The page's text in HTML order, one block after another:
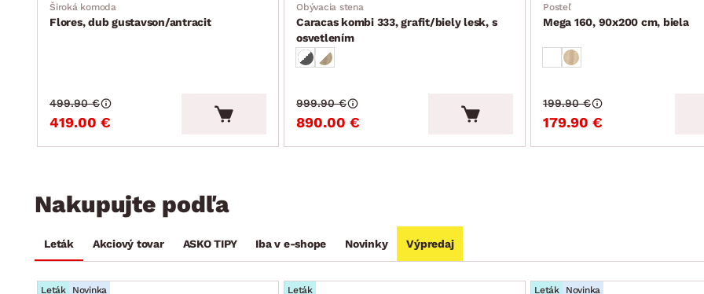
Široká komoda
Flores, dub gustavson/antracit
419.00 €
499.90 €
Obývacia stena
Caracas kombi 333, grafit/biely lesk, s
osvetlením
890.00 €
999.90 €
Posteľ
Mega 160, 90x200 cm, biela
179.90 €
199.90 €
Nakupujte podľa
Leták Akciový tovar ASKO TIPY Iba v e-shope Novinky Výpredaj
Leták Novinka Leták Leták Novinka